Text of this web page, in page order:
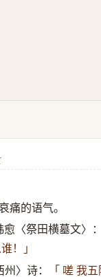
痛的语气。
愈〈祭田横墓文〉：
！」
州〉诗：
「 嗟 我